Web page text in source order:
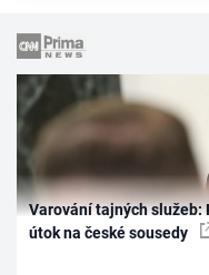
Varování tajných služeb:
útok na české sousedy